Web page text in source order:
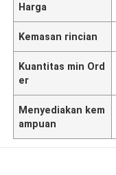
Harga
Kemasan rincian
Kuantitas min Ord
er
Menyediakan kem
ampuan